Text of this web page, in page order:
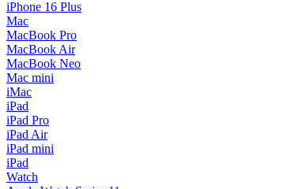
iPhone 16 Plus
Mac
MacBook Pro
MacBook Air
MacBook Neo
Mac mini
iMac
iPad
iPad Pro
iPad Air
iPad mini
iPad
Watch